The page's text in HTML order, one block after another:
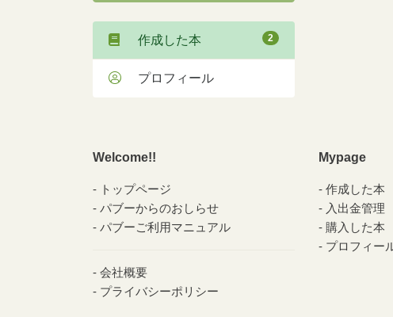
作成した本 2
プロフィール
Welcome!!
トップページ
パブーからのおしらせ
パブーご利用マニュアル
会社概要
プライバシーポリシー
Mypage
作成した本
入出金管理
購入した本
プロフィー